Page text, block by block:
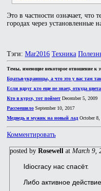
Это в частности означает, что
городах через установленные
Тэги: Mar2016 Техника
Темы, имеющие некоторое отношение к
Братья-украинцы, а что это у вас там
Если вдруг кто еще не знает, откуда
Кто в курсе, тот поймет December 5, 2009
Рассмешило September 10, 2017
Медведь и мужик на новый лад October
Комментировать
posted by Rosewell at March 9,
Idiocracy нас спасёт.
Либо активное